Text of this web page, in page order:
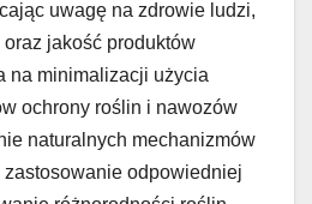
uwagę na zdrowie ludzi,
jakość produktów
na minimalizacji użycia
ochrony roślin i nawozów
naturalnych mechanizmów
zastosowanie odpowiedniej